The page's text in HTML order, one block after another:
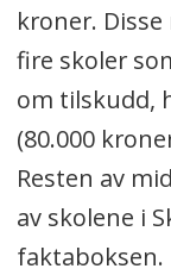
kroner.
fire skoler
om tilskudd,
(80.000
Resten av
av skolene i
faktaboksen.